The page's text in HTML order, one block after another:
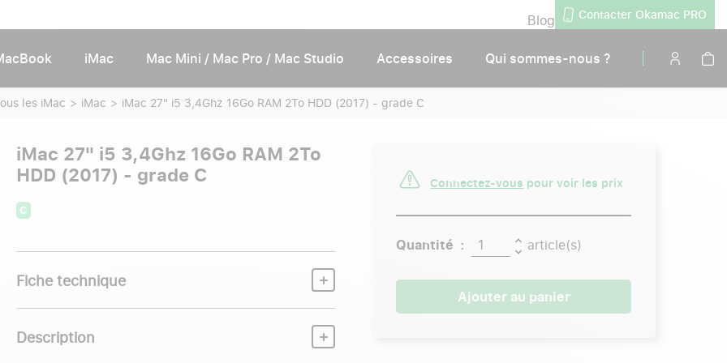
Blog Contacter Okamac PRO
iMac Mac Mini / Mac Pro / Mac Studio Accessoires Qui sommes-nous ?
les iMac iMac iMac 27" i5 3,4Ghz 16Go RAM 2To HDD (2017) - grade C
iMac 27" i5 3,4Ghz 16Go RAM 2To
HDD (2017) - grade C
C
Fiche technique
Description
Connectez-vous pour voir les prix
Quantité : article(s)
Ajouter au panier